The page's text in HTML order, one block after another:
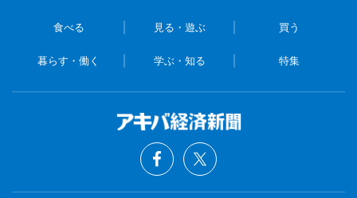
食べる 見る・遊ぶ 買う
暮らす・働く 学ぶ・知る 特集